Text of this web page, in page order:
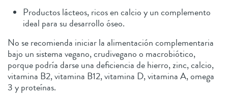
Productos lácteos, ricos en calcio y un complemento
ideal para su desarrollo óseo.
No se recomienda iniciar la alimentación complementaria
bajo un sistema vegano, crudivegano o macrobiótico,
porque podría darse una deficiencia de hierro, zinc, calcio,
vitamina B2, vitamina B12, vitamina D, vitamina A, omega
3 y proteínas.